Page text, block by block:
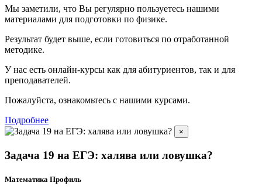
Мы заметили, что Вы регулярно пользуетесь нашими
материалами для подготовки по физике.
Результат будет выше, если готовиться по отработанной
методике.
У нас есть онлайн-курсы как для абитуриентов, так и для
преподавателей.
Пожалуйста, ознакомьтесь с нашими курсами.
Подробнее
×
Задача 19 на ЕГЭ: халява или ловушка?
Математика Профиль